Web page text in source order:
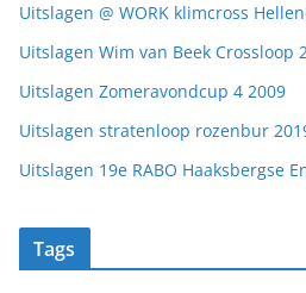
Uitslagen @ WORK klimcross
Uitslagen Wim van Beek Crossloop
Uitslagen Zomeravondcup 4 2009
Uitslagen stratenloop rozenbur
Uitslagen 19e RABO Haaksbergse
Tags